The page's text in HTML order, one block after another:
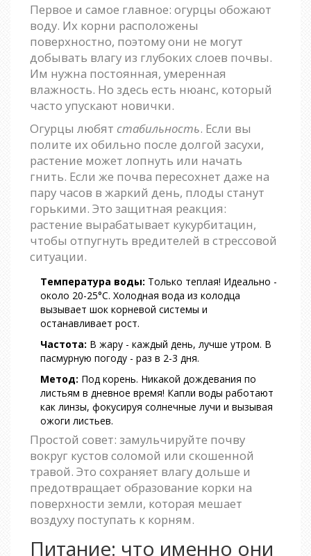
Первое и самое главное: огурцы обожают
воду. Их корни расположены
поверхностно, поэтому они не могут
добывать влагу из глубоких слоев почвы.
Им нужна постоянная, умеренная
влажность. Но здесь есть нюанс, который
часто упускают новички.
Огурцы любят стабильность. Если вы
полите их обильно после долгой засухи,
растение может лопнуть или начать
гнить. Если же почва пересохнет даже на
пару часов в жаркий день, плоды станут
горькими. Это защитная реакция:
растение вырабатывает кукурбитацин,
чтобы отпугнуть вредителей в стрессовой
ситуации.
Температура воды: Только теплая! Идеально -
около 20-25°C. Холодная вода из колодца
вызывает шок корневой системы и
останавливает рост.
Частота: В жару - каждый день, лучше утром. В
пасмурную погоду - раз в 2-3 дня.
Метод: Под корень. Никакой дождевания по
листьям в дневное время! Капли воды работают
как линзы, фокусируя солнечные лучи и вызывая
ожоги листьев.
Простой совет: замульчируйте почву
вокруг кустов соломой или скошенной
травой. Это сохраняет влагу дольше и
предотвращает образование корки на
поверхности земли, которая мешает
воздуху поступать к корням.
Питание: что именно они